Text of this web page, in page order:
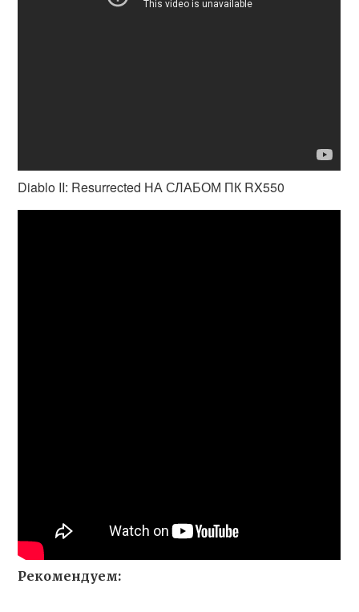
Diablo II: Resurrected НА СЛАБОМ ПК RX550
Рекомендуем: